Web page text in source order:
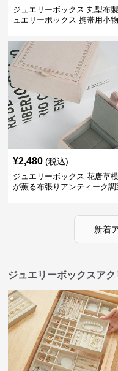
ジュエリーボックス 丸型布
ュエリーボックス 携帯用小
¥2,480 (税込)
ジュエリーボックス 花唐草
が薫る布張りアンティーク調
新着
ジュエリーボックスア